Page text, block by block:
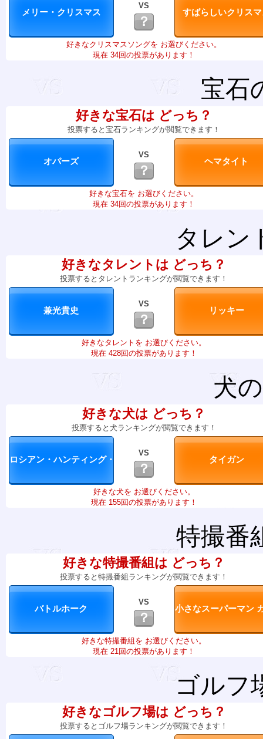
VS
？
好きなクリスマスソングを お選びください。
現在 34回の投票があります！
宝石
好きな宝石は どっち？
投票すると宝石ランキングが閲覧できます！
VS
？
好きな宝石を お選びください。
現在 34回の投票があります！
タレン
好きなタレントは どっち？
投票するとタレントランキングが閲覧できます！
VS
？
好きなタレントを お選びください。
現在 428回の投票があります！
犬
好きな犬は どっち？
投票すると犬ランキングが閲覧できます！
VS
？
好きな犬を お選びください。
現在 155回の投票があります！
特撮番
好きな特撮番組は どっち？
投票すると特撮番組ランキングが閲覧できます！
VS
？
好きな特撮番組を お選びください。
現在 21回の投票があります！
ゴルフ
好きなゴルフ場は どっち？
投票するとゴルフ場ランキングが閲覧できます！